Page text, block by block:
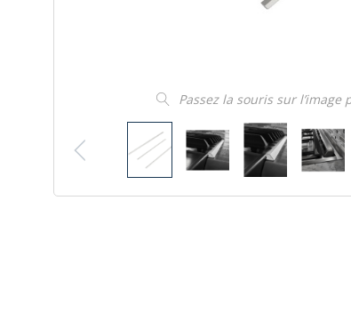
Passez la souris sur l’image